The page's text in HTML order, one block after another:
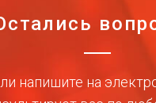
напишите на